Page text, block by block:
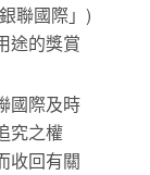
聯國際」)
途的獎賞
國際及時
究之權
收回有關